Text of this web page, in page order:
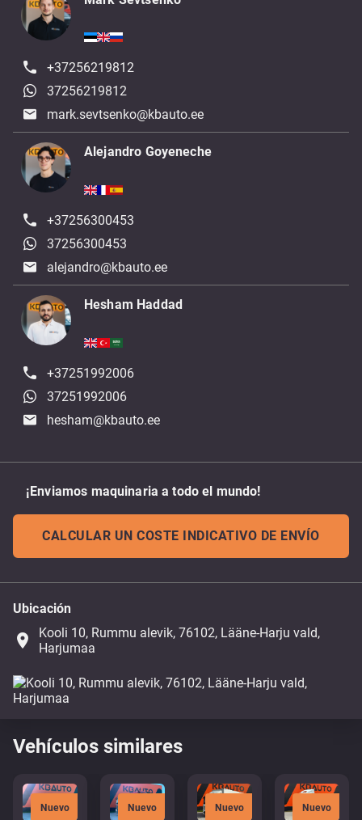
+37256219812
37256219812
mark.sevtsenko@kbauto.ee
Alejandro Goyeneche
+37256300453
37256300453
alejandro@kbauto.ee
Hesham Haddad
+37251992006
37251992006
hesham@kbauto.ee
¡Enviamos maquinaria a todo el mundo!
CALCULAR UN COSTE INDICATIVO DE ENVÍO
Ubicación
place
Kooli 10, Rummu alevik, 76102, Lääne-Harju vald,
Harjumaa
Vehículos similares
Nuevo Nuevo Nuevo Nuevo